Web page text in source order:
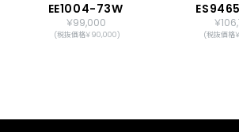
EE1004-73W
￥99,000
(税抜価格￥90,000)
￥
(税抜価格